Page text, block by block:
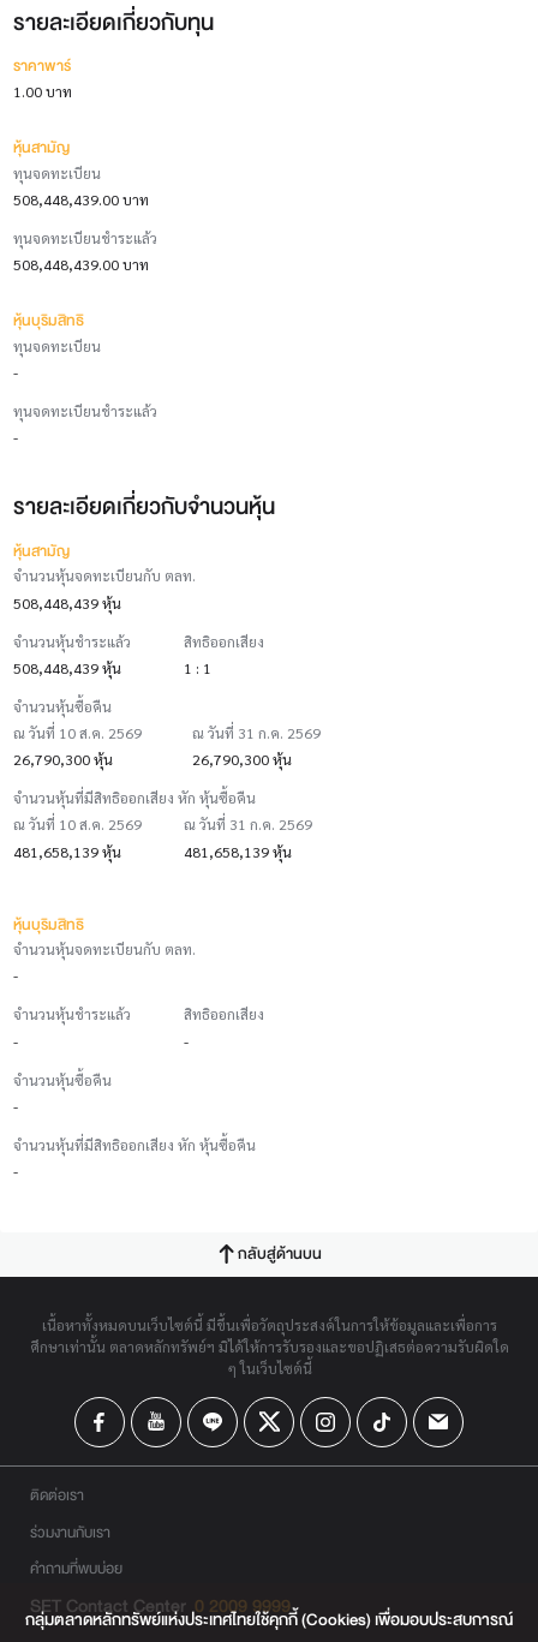
รายละเอียดเกี่ยวกับทุน
ราคาพาร์
1.00 บาท
หุ้นสามัญ
ทุนจดทะเบียน
508,448,439.00 บาท
ทุนจดทะเบียนชำระแล้ว
508,448,439.00 บาท
หุ้นบุริมสิทธิ
ทุนจดทะเบียน
-
ทุนจดทะเบียนชำระแล้ว
-
รายละเอียดเกี่ยวกับจำนวนหุ้น
หุ้นสามัญ
จำนวนหุ้นจดทะเบียนกับ ตลท.
508,448,439 หุ้น
จำนวนหุ้นชำระแล้ว
508,448,439 หุ้น
สิทธิออกเสียง
1 : 1
จำนวนหุ้นซื้อคืน
ณ วันที่ 10 ส.ค. 2569
26,790,300 หุ้น
ณ วันที่ 31 ก.ค. 2569
26,790,300 หุ้น
จำนวนหุ้นที่มีสิทธิออกเสียง หัก หุ้นซื้อคืน
ณ วันที่ 10 ส.ค. 2569
481,658,139 หุ้น
ณ วันที่ 31 ก.ค. 2569
481,658,139 หุ้น
หุ้นบุริมสิทธิ
จำนวนหุ้นจดทะเบียนกับ ตลท.
-
จำนวนหุ้นชำระแล้ว
-
สิทธิออกเสียง
-
จำนวนหุ้นซื้อคืน
-
จำนวนหุ้นที่มีสิทธิออกเสียง หัก หุ้นซื้อคืน
-
กลับสู่ด้านบน
เนื้อหาทั้งหมดบนเว็บไซต์นี้ มีขึ้นเพื่อวัตถุประสงค์ในการให้ข้อมูลและเพื่อการ
ศึกษาเท่านั้น ตลาดหลักทรัพย์ฯ มิได้ให้การรับรองและขอปฏิเสธต่อความรับผิดใด
ๆ ในเว็บไซต์นี้
ติดต่อเรา
ร่วมงานกับเรา
คำถามที่พบบ่อย
SET Contact Center 0 2009 9999
กลุ่มตลาดหลักทรัพย์แห่งประเทศไทยใช้คุกกี้ (Cookies) เพื่อมอบประสบการณ์